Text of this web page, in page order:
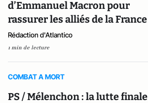
d’Emmanuel Macron pour
rassurer les alliés de la France
Rédaction d'Atlantico
1 min de lecture
COMBAT A MORT
PS / Mélenchon : la lutte finale